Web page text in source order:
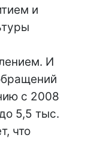
и
И
с 2008
5,5 тыс.
что